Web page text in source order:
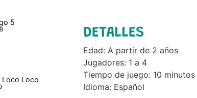
5
Loco Loco
DETALLES
Edad: A partir de 2 años
Jugadores: 1 a 4
Tiempo de juego: 10 minutos
Idioma: Español